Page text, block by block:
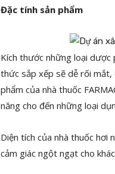
Đặc tính sản phẩm
Kích thước những loại dược
thức sắp xếp sẽ dễ rối mắt,
phẩm của nhà thuốc
năng cho đến những loại
Diện tích của nhà thuốc hơi
cảm giác ngột ngạt cho